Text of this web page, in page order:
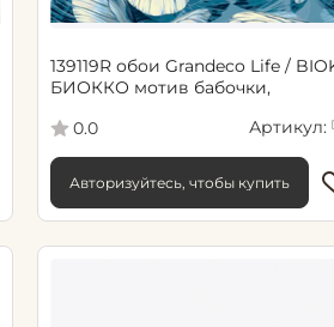
139119R обои Grandeco Life /
БИОККО мотив бабочки,
0.0
Артикул:
Авторизуйтесь, чтобы купить